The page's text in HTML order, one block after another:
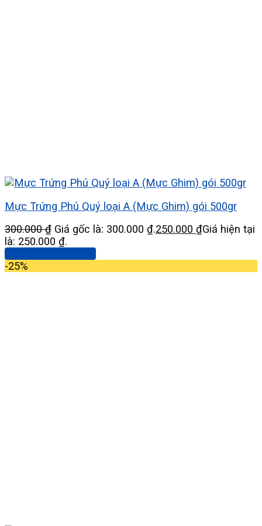
Mực Trứng Phú Quý loại A (Mực Ghim) gói 500gr
300.000₫ Giá gốc là: 300.000 ₫.250.000 ₫Giá hiện tại
là: 250.000 ₫.
-25%